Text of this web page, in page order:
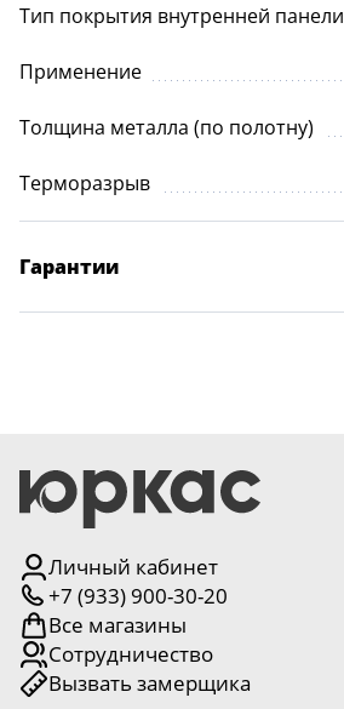
Тип покрытия внутренней панели
Применение
Толщина металла (по полотну)
Терморазрыв
Гарантии
Личный кабинет
+7 (933) 900-30-20
Все магазины
Сотрудничество
Вызвать замерщика